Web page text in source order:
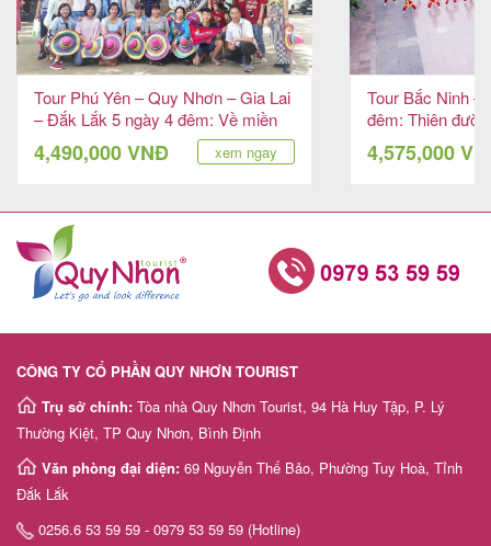
Tour Phú Yên – Quy Nhơn – Gia Lai
– Đắk Lắk 5 ngày 4 đêm: Về miền
nắng ấm
4,490,000 VNĐ xem ngay
Tour Bắc Ninh –
đêm: Thiên
4,575,000
CÔNG TY CỔ PHẦN QUY NHƠN TOURIST
Trụ sở chính: Tòa nhà Quy Nhơn Tourist, 94 Hà Huy Tập, P. Lý
Thường Kiệt, TP Quy Nhơn, Bình Định
Văn phòng đại diện: 69 Nguyễn Thế Bảo, Phường Tuy Hoà, Tỉnh
Đắk Lắk
0256.6 53 59 59 - 0979 53 59 59 (Hotline)